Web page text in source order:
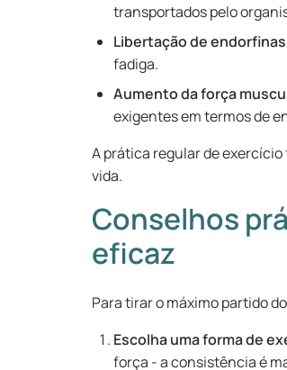
transportados pelo
Libertação de
fadiga.
Aumento da força
exigentes em termos de
A prática regular de
vida.
Conselhos
eficaz
Para tirar o máximo partido
Escolha uma forma de
força - a consistência é